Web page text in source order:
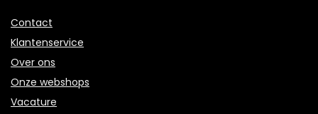
Contact
Klantenservice
Over ons
Onze webshops
Vacature